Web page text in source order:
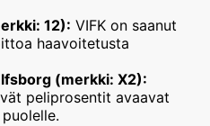
12): VIFK on saanut
haavoitetusta
(merkki: X2):
peliprosentit avaavat